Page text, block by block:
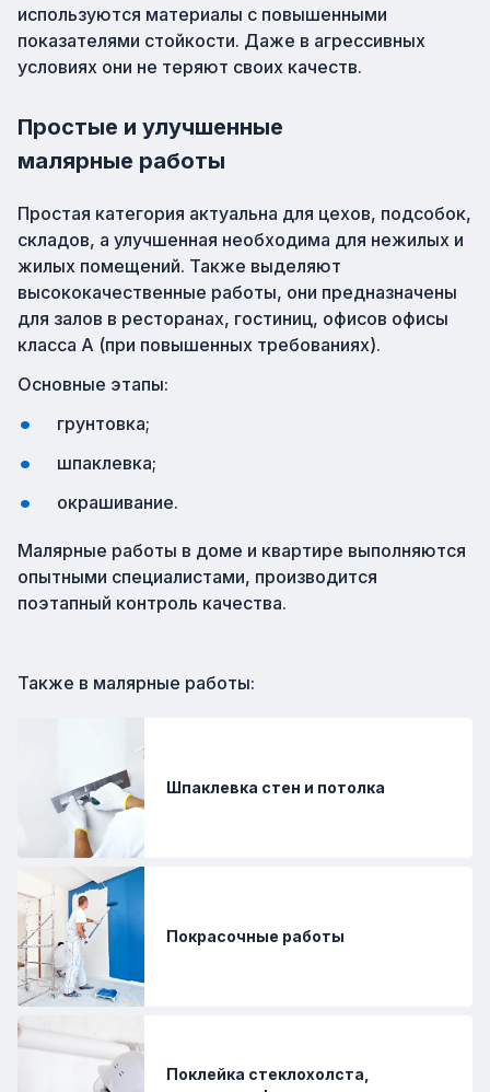
используются материалы с повышенными
показателями стойкости. Даже в агрессивных
условиях они не теряют своих качеств.
Простые и улучшенные
малярные работы
Простая категория актуальна для цехов, подсобок,
складов, а улучшенная необходима для нежилых и
жилых помещений. Также выделяют
высококачественные работы, они предназначены
для залов в ресторанах, гостиниц, офисов офисы
класса А (при повышенных требованиях).
Основные этапы:
грунтовка;
шпаклевка;
окрашивание.
Малярные работы в доме и квартире выполняются
опытными специалистами, производится
поэтапный контроль качества.
Также в малярные работы:
Шпаклевка стен и потолка
Покрасочные работы
Поклейка стеклохолста,